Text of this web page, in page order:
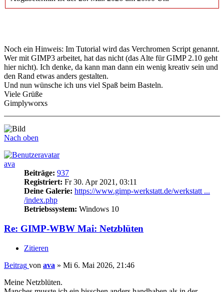
Noch ein Hinweis: Im Tutorial wird das Verchromen Script genannt.
Wer mit GIMP3 arbeitet, hat das nicht (das Alte für GIMP 2.10 geht
hier nicht). Ich denke, da kann man dann ein wenig kreativ sein und
den Rand etwas anders gestalten.
Und nun wünsche ich uns viel Spaß beim Basteln.
Viele Grüße
Gimplyworxs
Nach oben
ava
Beiträge: 937
Registriert: Fr 30. Apr 2021, 03:11
Deine Galerie: https://www.gimp-werkstatt.de/werkstatt ...
/index.php
Betriebssystem: Windows 10
Re: GIMP-WBW Mai: Netzblüten
Zitieren
Beitrag von ava » Mi 6. Mai 2026, 21:46
Meine Netzblüten.